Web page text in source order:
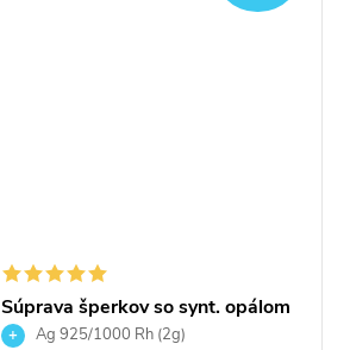
Súprava šperkov so synt. opálom
a Preciosa crystals, náušnice a
Ag 925/1000 Rh (2g)